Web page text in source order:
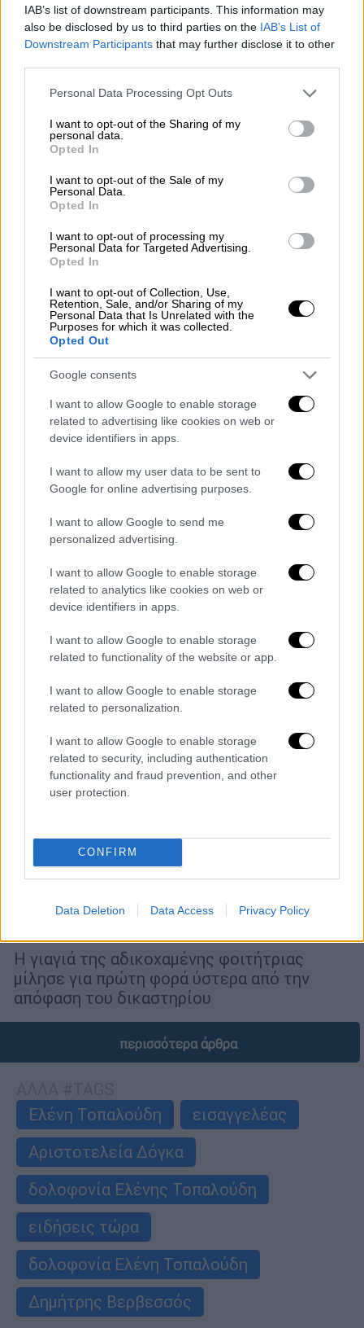
IAB’s list of downstream participants. This information may
also be disclosed by us to third parties on the IAB’s List of
Downstream Participants that may further disclose it to other
Please note that this website/app uses one or more Google
not limited to your visit or usage behaviour. You may click to
grant or deny consent to Google and its third-party tags to
use your data for below specified purposes in below Google
consent section.
Personal Data Processing Opt Outs
I want to opt-out of the Sharing of my
personal data.
Opted In
I want to opt-out of the Sale of my
Personal Data.
Opted In
I want to opt-out of processing my
Personal Data for Targeted Advertising.
Opted In
I want to opt-out of Collection, Use,
Retention, Sale, and/or Sharing of my
Personal Data that Is Unrelated with the
Purposes for which it was collected.
Opted Out
Google consents
I want to allow Google to enable storage
related to advertising like cookies on web or
device identifiers in apps.
I want to allow my user data to be sent to
Google for online advertising purposes.
I want to allow Google to send me
personalized advertising.
I want to allow Google to enable storage
related to analytics like cookies on web or
device identifiers in apps.
I want to allow Google to enable storage
related to functionality of the website or app.
I want to allow Google to enable storage
related to personalization.
I want to allow Google to enable storage
related to security, including authentication
functionality and fraud prevention, and other
user protection.
CONFIRM
Data Deletion Data Access Privacy Policy
Ελλάδα|22.05.2020 14:14
Το «κατηγορώ» των γονέων Τοπαλούδη
και η εξομολόγησή τους στον Σταύρο
Θεοδωράκη
Περιγράφουν, μεταξύ άλλων, τη στιγμή που
έμαθαν τα δυσάρεστα νέα αλλά και για όσα
έζησαν στη διάρκεια της δίκης
Τοπαλούδη: «Δεν μιλά εξ ονόματός μας ο
Συλλογή υπογραφών
«Η δήλωση του Προέδρου του ΔΣΑ με
όνομα μας», τονίζουν δεκάδες δικηγόροι σε
κείμενό τους
Γιαγιά Τοπαλούδη: «Μην κρύβετε τα
Η γιαγιά της αδικοχαμένης φοιτήτριας
μίλησε για πρώτη φορά ύστερα από την
απόφαση του δικαστηρίου
περισσότερα άρθρα
Ελένη Τοπαλούδη
εισαγγελέας
Αριστοτελεία Δόγκα
δολοφονία Ελένης Τοπαλούδη
ειδήσεις τώρα
δολοφονία Ελένη Τοπαλούδη
Δημήτρης Βερβεσσός